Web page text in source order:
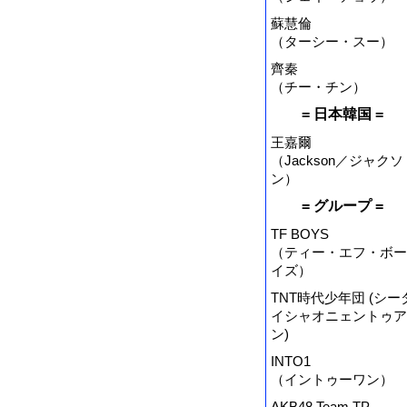
蘇慧倫
（ターシー・スー）
齊秦
（チー・チン）
= 日本韓国 =
王嘉爾
（Jackson／ジャクソ
ン）
= グループ =
TF BOYS
（ティー・エフ・ボー
イズ）
TNT時代少年団 (シー
イシャオニェントゥア
ン)
INTO1
（イントゥーワン）